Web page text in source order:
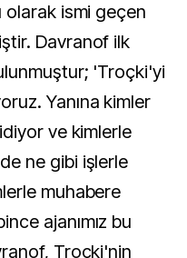
olarak ismi geçen
Davranof ilk
'Troçki'yi
Yanına kimler
ve kimlerle
ne gibi işlerle
muhabere
ajanımız bu
Troçki'nin